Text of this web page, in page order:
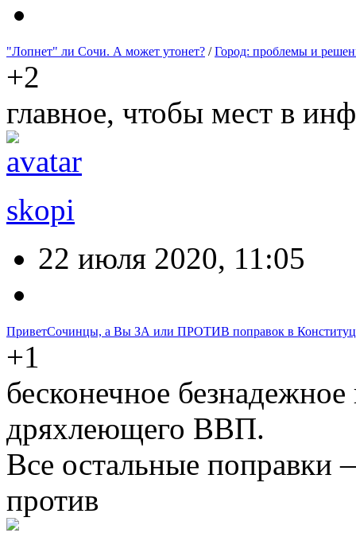
"Лопнет" ли Сочи. А может утонет? /Город: проблемы и
+2
главное, чтобы мест в
skopi
22 июля 2020, 11:05
ПриветСочинцы, а Вы ЗА или ПРОТИВ поправок в
+1
бесконечное
дряхлеющего ВВП.
Все остальные
против